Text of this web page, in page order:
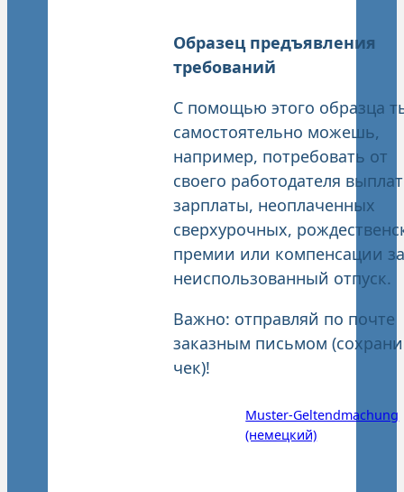
Образец предъявления
требований
С помощью этого образца
самостоятельно можешь,
например, потребовать от
своего работодателя
зарплаты, неоплаченных
сверхурочных,
премии или компенсации
неиспользованный отпуск.
Важно: отправляй по почте
заказным письмом (сохрани
чек)!
Muster-Geltendmachung
(немецкий)